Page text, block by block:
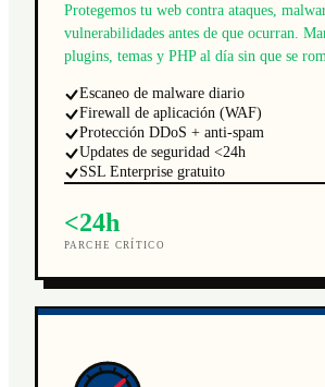
Protegemos tu web contra ataques,
vulnerabilidades antes de que ocurran.
plugins, temas y PHP al día sin que se
Escaneo de malware diario
Firewall de aplicación (WAF)
Protección DDoS + anti-spam
Updates de seguridad <24h
SSL Enterprise gratuito
<24h
PARCHE CRÍTICO